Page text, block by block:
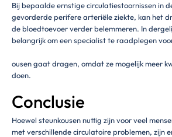
Bij bepaalde ernstige circulatiestoornissen in
gevorderde perifere arteriële ziekte, kan het
de bloedtoevoer verder belemmeren. In
belangrijk om een specialist te raadplegen
ousen gaat dragen, omdat ze mogelijk meer
doen.
Conclusie
Hoewel steunkousen nuttig zijn voor veel
met verschillende circulatoire problemen, zijn